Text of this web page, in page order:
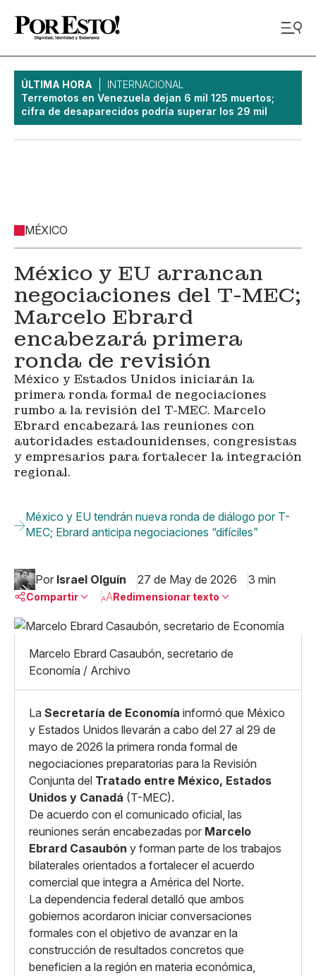
ÚLTIMA HORA
INTERNACIONAL
Terremotos en Venezuela dejan 6 mil 125 muertos;
cifra de desaparecidos podría superar los 29 mil
MÉXICO
México y EU arrancan
negociaciones del T-MEC;
Marcelo Ebrard
encabezará primera
ronda de revisión
México y Estados Unidos iniciarán la
primera ronda formal de negociaciones
rumbo a la revisión del T-MEC. Marcelo
Ebrard encabezará las reuniones con
autoridades estadounidenses, congresistas
y empresarios para fortalecer la integración
regional.
México y EU tendrán nueva ronda de diálogo por T-
MEC; Ebrard anticipa negociaciones “difíciles”
Por Israel Olguín 27 de May de 2026 3 min
Compartir
Facebook
X
Copiar enlace
Redimensionar texto
Mediano
Marcelo Ebrard Casaubón, secretario de
Economía / Archivo
La Secretaría de Economía informó que México
y Estados Unidos llevarán a cabo del 27 al 29 de
mayo de 2026 la primera ronda formal de
negociaciones preparatorias para la Revisión
Conjunta del Tratado entre México, Estados
Unidos y Canadá (T-MEC).
De acuerdo con el comunicado oficial, las
reuniones serán encabezadas por Marcelo
Ebrard Casaubón y forman parte de los trabajos
bilaterales orientados a fortalecer el acuerdo
comercial que integra a América del Norte.
La dependencia federal detalló que ambos
gobiernos acordaron iniciar conversaciones
formales con el objetivo de avanzar en la
construcción de resultados concretos que
beneficien a la región en materia económica,